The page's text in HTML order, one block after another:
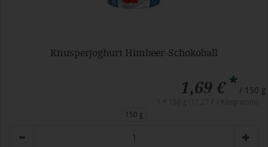
Knusperjoghurt Himbeer-Schokoball
1,69 €* / 150 g
150 g